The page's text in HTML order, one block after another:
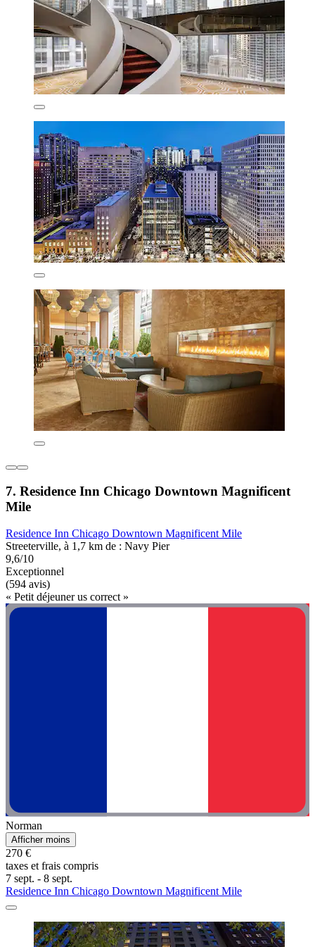
7. Residence Inn Chicago Downtown Magnificent
Mile
Residence Inn Chicago Downtown Magnificent Mile
Streeterville, à 1,7 km de : Navy Pier
9,6/10
Exceptionnel
(594 avis)
« Petit déjeuner us correct »
Norman
Afficher moins
270 €
taxes et frais compris
7 sept. - 8 sept.
Residence Inn Chicago Downtown Magnificent Mile